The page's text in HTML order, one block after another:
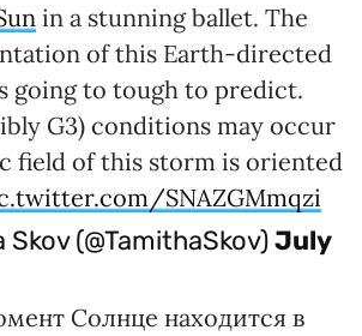
in a stunning ballet. The
of this Earth-directed
going to tough to predict.
G3) conditions may occur
field of this storm is oriented
SNAZGMmqzi
(@TamithaSkov)July
Солнце находится в